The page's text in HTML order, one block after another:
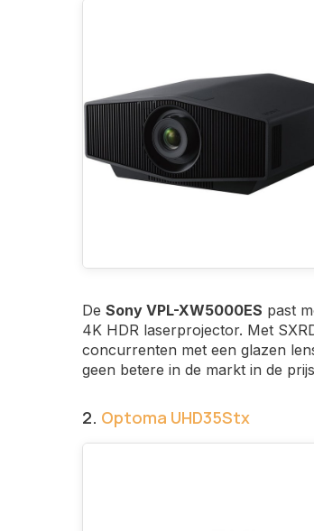
De Sony VPL-XW5000ES past
4K HDR laserprojector. Met
concurrenten met een glazen
geen betere in de markt in de
2. Optoma UHD35Stx